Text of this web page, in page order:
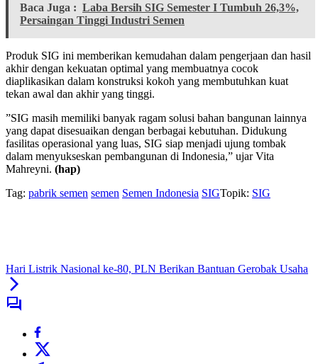
Baca Juga : Laba Bersih SIG Semester I Tumbuh 26,3%,
Persaingan Tinggi Industri Semen
Produk SIG ini memberikan kemudahan dalam pengerjaan dan hasil
akhir dengan kekuatan optimal yang membuatnya cocok
diaplikasikan dalam konstruksi kokoh yang membutuhkan kuat
tekan awal dan akhir yang tinggi.
”SIG masih memiliki banyak ragam solusi bahan bangunan lainnya
yang dapat disesuaikan dengan berbagai kebutuhan. Didukung
fasilitas operasional yang luas, SIG siap menjadi ujung tombak
dalam menyukseskan pembangunan di Indonesia,” ujar Vita
Mahreyni. (hap)
Tag: pabrik semen semen Semen Indonesia SIGTopik: SIG
Hari Listrik Nasional ke-80, PLN Berikan Bantuan Gerobak Usaha